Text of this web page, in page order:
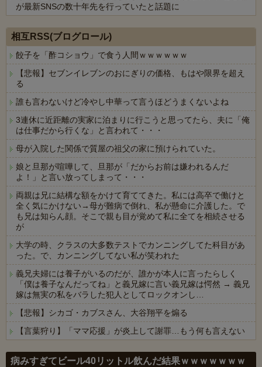
が最新SNSの数十年先を行っていたと話題に
相互RSS(ブログロール)
餃子を「酢コショウ」で食う人間ｗｗｗｗｗｗ
【悲報】セブンイレブンのおにぎりの価格、もはや限界を超え
る
誰も言わないけど冷やし中華って言うほどうまくないよね
3連休に近距離の実家に泊まりに行こうと思ってたら、夫に「俺
は仕事だから行くな」と言われて・・・
母が入院した関係で質屋の祖父の家に預けられていた。
娘と旦那が喧嘩して、旦那が「だからお前は嫌われるんだ
よ！」と言い放ってしまって・・・
両親は兄に結構な額をかけて育ててきた。私には高卒で働けと
全く気にかけない→母が難病で倒れ、私が懸命に介護した。で
も兄は知らん顔。そこで親も目が覚めて私に全てを相続させる
が
大学の時、クラスの大多数テストでカンニングしてた科目があ
った。で、カンニングしてない私が笑われた
義兄夫婦には養子がいるのだが、誰かが本人に言ったらしく
「僕は養子なんだってね」と義兄嫁に言い義兄嫁は愕然 → 義兄
嫁は無実の私をバラした犯人としてロックオンし…
【悲報】シカゴ・カブスさん、大谷翔平を煽る
【言葉狩り】「ママ応援」が炎上して謝罪…もう何も言えない
病みすぎてビール40リットル飲んだ結果ｗｗｗｗｗｗｗ